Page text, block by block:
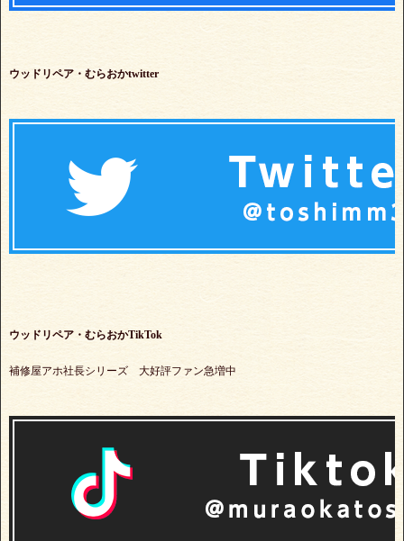
ウッドリペア・むらおかtwitter
ウッドリペア・むらおかTikTok
補修屋アホ社長シリーズ 大好評ファン急増中